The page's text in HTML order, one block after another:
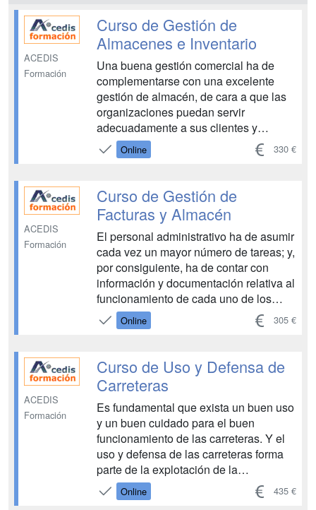
ACEDIS
Formación
Curso de Gestión de
Almacenes e Inventario
Una buena gestión comercial ha de
complementarse con una excelente
gestión de almacén, de cara a que las
organizaciones puedan servir
adecuadamente a sus clientes y
mantener una relación óptima con sus
proveedores, que no se verán
stock. Por tanto, para las empresas
resulta imprescindible c...
Online 330 €
ACEDIS
Formación
Curso de Gestión de
Facturas y Almacén
El personal administrativo ha de asumir
cada vez un mayor número de tareas; y,
por consiguiente, ha de contar con
información y documentación relativa al
funcionamiento de cada uno de los
departamentos de la empresa en la que
trabaje. A través de este curso, se
práctica, que le sirva como base para
un des...
Online 305 €
ACEDIS
Formación
Curso de Uso y Defensa de
Carreteras
Es fundamental que exista un buen uso
y un buen cuidado para el buen
funcionamiento de las carreteras. Y el
uso y defensa de las carreteras forma
parte de la explotación de la
infraestructura y en él se agrupan las
actuaciones para proteger la vía. En
Online 435 €